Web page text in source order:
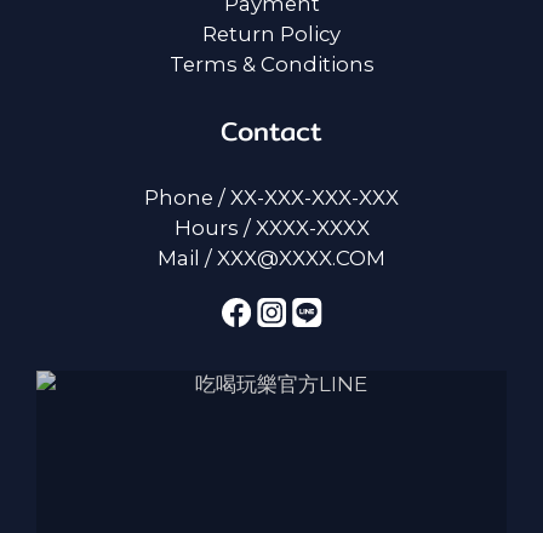
Return Policy
Terms & Conditions
Contact
Phone / XX-XXX-XXX-XXX
Hours / XXXX-XXXX
Mail / XXX@XXXX.COM